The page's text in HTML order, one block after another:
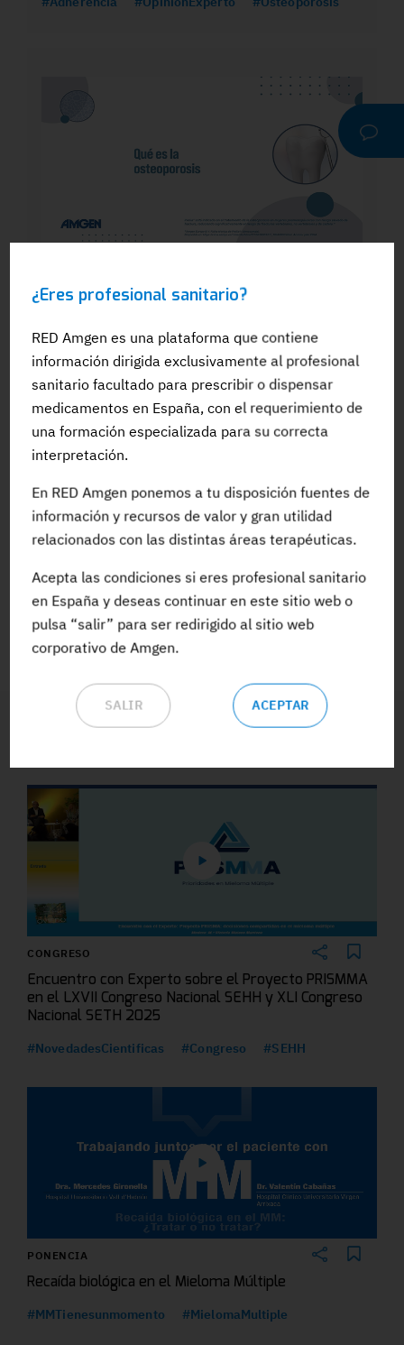
¿Eres profesional sanitario?
RED Amgen es una plataforma que contiene
información dirigida exclusivamente al profesional
sanitario facultado para prescribir o dispensar
medicamentos en España, con el requerimiento de
una formación especializada para su correcta
interpretación.
En RED Amgen ponemos a tu disposición fuentes de
información y recursos de valor y gran utilidad
relacionados con las distintas áreas terapéuticas.
Acepta las condiciones si eres profesional sanitario
en España y deseas continuar en este sitio web o
pulsa “salir” para ser redirigido al sitio web
corporativo de Amgen.
SALIR ACEPTAR
Dra. Silvia González: El papel del
pacientes en tratamiento para la OP: Qué
es la osteoporosis
ACCEDE A TODA LA FORMACIÓN
CONGRESO
Encuentro con Experto sobre el Proyecto PRISMMA
en el LXVII Congreso Nacional SEHH y XLI Congreso
Nacional SETH 2025
#NovedadesCientificas #Congreso #SEHH
PONENCIA
Recaída biológica en el Mieloma Múltiple
#MMTienesunmomento #MielomaMultiple